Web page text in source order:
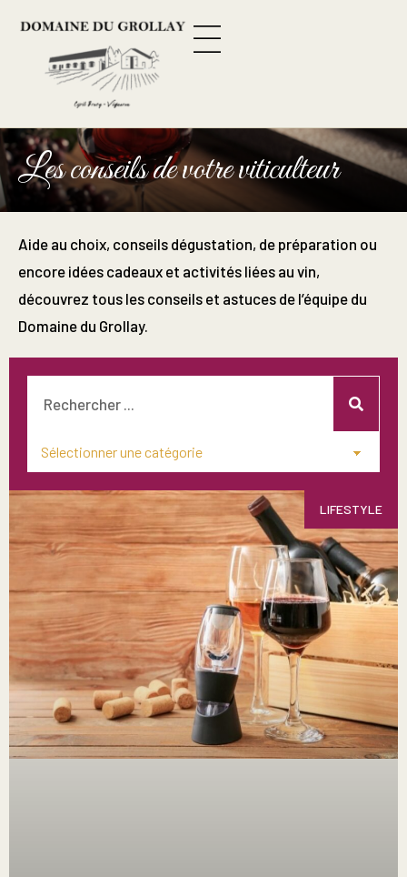
Les conseils de votre viticulteur
Aide au choix, conseils dégustation, de préparation ou
encore idées cadeaux et activités liées au vin,
découvrez tous les conseils et astuces de l’équipe du
Domaine du Grollay.
LIFESTYLE